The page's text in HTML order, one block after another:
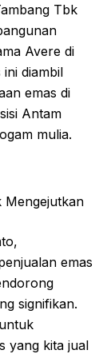
Tbk
Avere di
diambil
emas di
Antam
mulia.
Mengejutkan
emas
signifikan.
yang kita jual